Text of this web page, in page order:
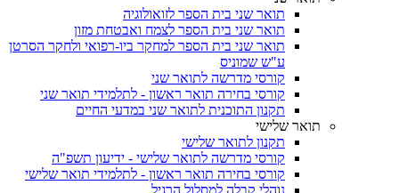
תואר שני בית הספר לזואולוגיה
תואר שני בית הספר לצמח ואבטחת מזון
תואר שני בית הספר למחקר ביו-רפואי ולחקר הסרטן
ע"ש שמוניס
קורסי מדרשה לתואר שני
קורסי בחירה תואר ראשון - לתלמידי תואר שני
תקנון התוכנית לתואר שני במדעי החיים
תואר שלישי
תקנון לתואר שלישי
קורסי מדרשה לתואר שלישי - ידיעון תשפ"ה
קורסי בחירה תואר ראשון - לתלמידי תואר שלישי
נוהלי קבלה למסלול הרגיל